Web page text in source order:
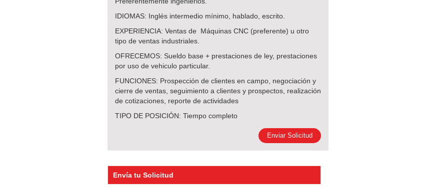
IDIOMAS: Inglés intermedio mínimo, hablado, escrito.
EXPERIENCIA: Ventas de Máquinas CNC (preferente) u otro
tipo de ventas industriales.
OFRECEMOS: Sueldo base + prestaciones de ley, prestaciones
por uso de vehiculo particular.
FUNCIONES: Prospección de clientes en campo, negociación y
cierre de ventas, seguimiento a clientes y prospectos, realización
de cotizaciones, reporte de actividades
TIPO DE POSICIÓN: Tiempo completo
Enviar Solicitud
Envía tu Solicitud